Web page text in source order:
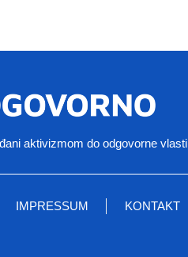
aktivizmom do odgovorne vlasti
IMPRESSUM KONTAKT